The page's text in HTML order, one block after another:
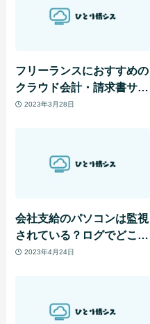
フリーランスにおすすめの
クラウド会計・請求書サー
ビス
2023年3月28日
会社支給のパソコンは監視
されている？ログでどこま
でわかる？テレワークでも
2023年4月24日